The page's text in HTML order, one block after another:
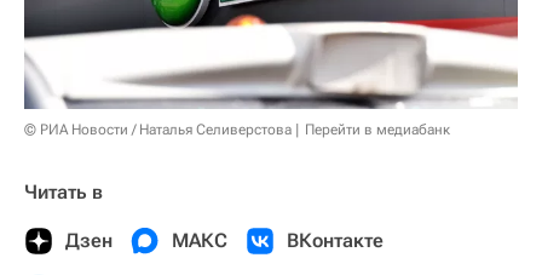
© РИА Новости / Наталья Селиверстова Перейти в медиабанк
Читать в
Дзен МАКС ВКонтакте